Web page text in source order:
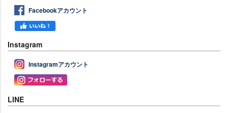
Facebookアカウント
Instagram
Instagramアカウント
LINE